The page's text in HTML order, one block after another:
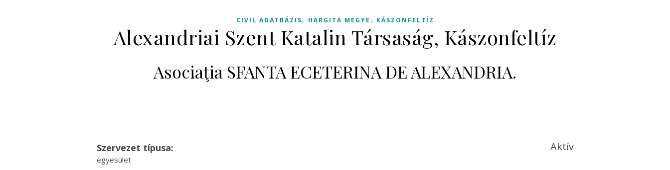
CIVIL ADATBÁZIS, HARGITA MEGYE , KÁSZONFELTÍZ
Alexandriai Szent Katalin Társaság, Kászonfeltíz
Asociaţia SFANTA ECETERINA DE ALEXANDRIA.
Szervezet típusa:
egyesület
Aktív